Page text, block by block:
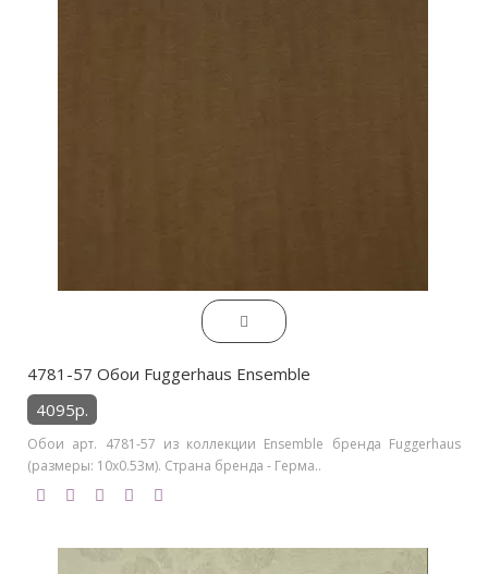
4781-57 Обои Fuggerhaus Ensemble
4095р.
Обои арт. 4781-57 из коллекции Ensemble бренда Fuggerhaus
(размеры: 10х0.53м). Страна бренда - Герма..